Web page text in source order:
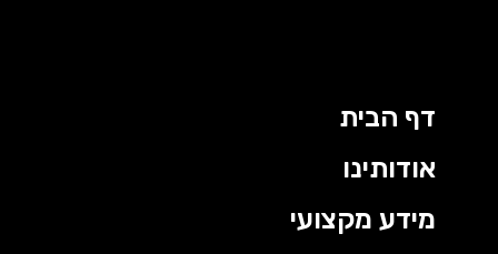
דף הבית
אודותינו
מידע מקצועי